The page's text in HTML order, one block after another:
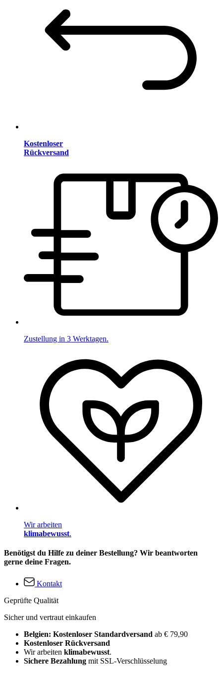
Kostenloser
Rückversand
Zustellung in 3 Werktagen.
Wir arbeiten
klimabewusst.
Benötigst du Hilfe zu deiner Bestellung? Wir beantworten
gerne deine Fragen.
Kontakt
Geprüfte Qualität
Sicher und vertraut einkaufen
Belgien: Kostenloser Standardversand ab € 79,90
Kostenloser Rückversand
Wir arbeiten klimabewusst.
Sichere Bezahlung mit SSL-Verschlüsselung